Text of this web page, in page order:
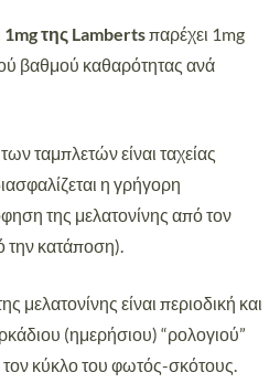
της Lambertsπαρέχει 1mg
βαθμού καθαρότητας ανά
ταμπλετών είναι ταχείας
η γρήγορη
της μελατονίνης από τον
την κατάποση).
μελατονίνης είναι περιοδική και
(ημερήσιου) “ρολογιού”
τον κύκλο του φωτός-σκότους.